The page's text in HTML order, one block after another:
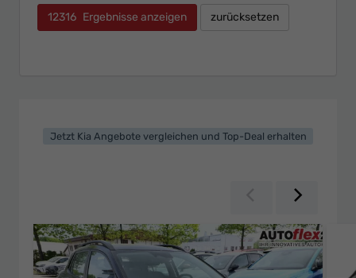
12316 Ergebnisse anzeigen zurücksetzen
Jetzt Kia Angebote vergleichen und Top-Deal erhalten
Zurück